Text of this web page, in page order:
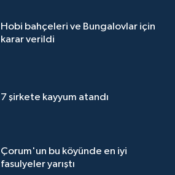
Hobi bahçeleri ve Bungalovlar için
karar verildi
7 şirkete kayyum atandı
Çorum'un bu köyünde en iyi
fasulyeler yarıştı